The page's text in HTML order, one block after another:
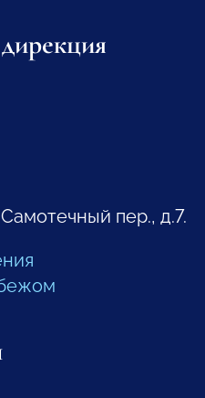
пер., д.7.